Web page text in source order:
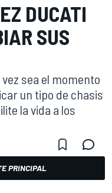
DUCATI
SUS
sea el momento
un tipo de chasis
la vida a los
PRINCIPAL